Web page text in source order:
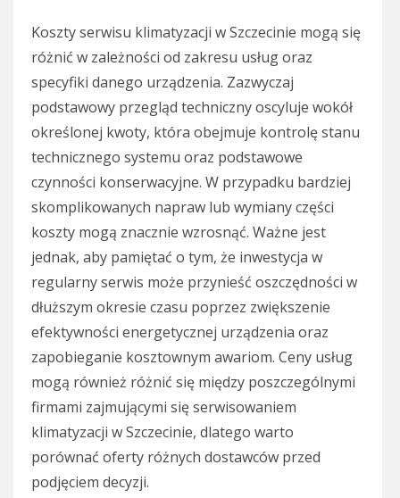
Koszty serwisu klimatyzacji w Szczecinie mogą się
różnić w zależności od zakresu usług oraz
specyfiki danego urządzenia. Zazwyczaj
podstawowy przegląd techniczny oscyluje wokół
określonej kwoty, która obejmuje kontrolę stanu
technicznego systemu oraz podstawowe
czynności konserwacyjne. W przypadku bardziej
skomplikowanych napraw lub wymiany części
koszty mogą znacznie wzrosnąć. Ważne jest
jednak, aby pamiętać o tym, że inwestycja w
regularny serwis może przynieść oszczędności w
dłuższym okresie czasu poprzez zwiększenie
efektywności energetycznej urządzenia oraz
zapobieganie kosztownym awariom. Ceny usług
mogą również różnić się między poszczególnymi
firmami zajmującymi się serwisowaniem
klimatyzacji w Szczecinie, dlatego warto
porównać oferty różnych dostawców przed
podjęciem decyzji.